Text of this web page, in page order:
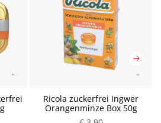
Ricola zuckerfrei Ingwer
Orangenminze Box 50g
P